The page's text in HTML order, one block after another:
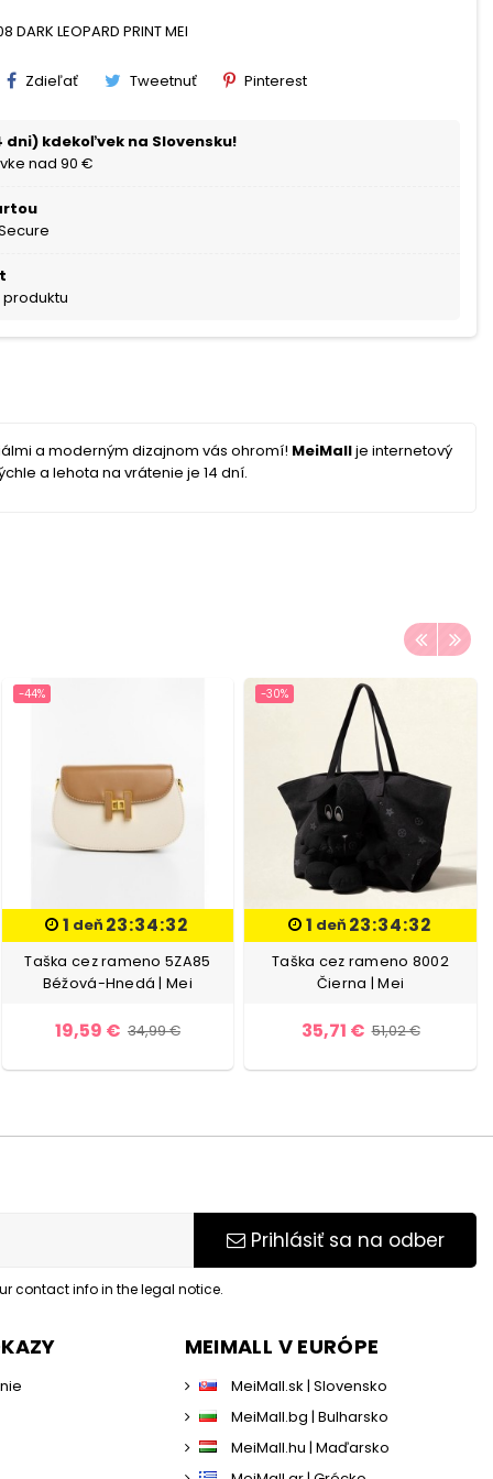
DARK LEOPARD PRINT MEI
Zdieľať Tweetnuť Pinterest
kdekoľvek na Slovensku!
nad 90 €
a moderným dizajnom vás ohromí! MeiMallje internetový
a lehota na vrátenie je 14 dní.
-44%
1 deň 23:34:31
Taška cez rameno 5ZA85
Béžová-Hnedá | Mei
19,59 € 34,99 €
-30%
1 deň 23:34:31
Taška cez rameno 8002
Čierna | Mei
35,71 € 51,02 €
Prihlásiť sa na odber
contact info in the legal notice.
MEIMALL V EURÓPE
MeiMall.sk | Slovensko
MeiMall.bg | Bulharsko
MeiMall.hu | Maďarsko